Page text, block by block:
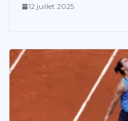
12 juillet 2025